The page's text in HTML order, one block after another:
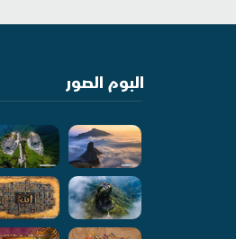
البوم الصور